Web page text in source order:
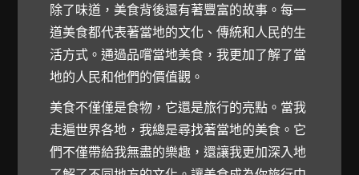
除了味道，美食背後還有著豐富的故事。每一
道美食都代表著當地的文化、傳統和人民的生
活方式。通過品嚐當地美食，我更加了解了當
地的人民和他們的價值觀。
美食不僅僅是食物，它還是旅行的亮點。當我
走遍世界各地，我總是尋找著當地的美食。它
們不僅帶給我無盡的樂趣，還讓我更加深入地